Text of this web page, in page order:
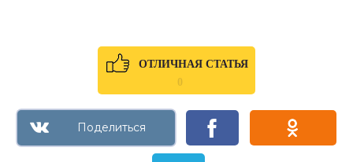
ОТЛИЧНАЯ СТАТЬЯ
0